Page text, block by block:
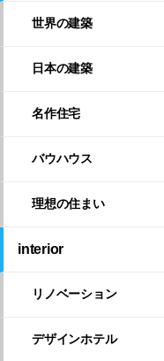
世界の建築
日本の建築
名作住宅
バウハウス
理想の住まい
interior
リノベーション
デザインホテル